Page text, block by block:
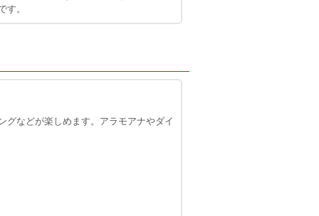
。
グなどが楽しめます。アラモアナやダイ